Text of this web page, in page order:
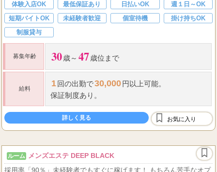
体験入店OK 最低保証あり 日払いOK
週１日～OK
短期バイトOK
未経験者歓迎 個室待機
掛け持ちOK
制服貸与
募集年齢 30歳～ 47歳位まで
給料
1回の出勤で30,000円以上可能。
保証制度あり。
詳しく見る お気に入り
ルーム
メンズエステ DEEP BLACK
採用率「90％」未経験者でもすぐに稼げます！ もちろん苦手なオプ